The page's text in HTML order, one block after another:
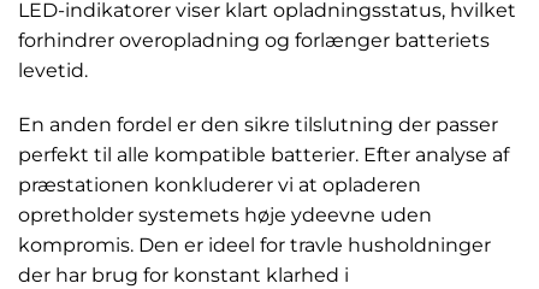
LED-indikatorer viser klart opladningsstatus, hvilket
forhindrer overopladning og forlænger batteriets
levetid.
En anden fordel er den sikre tilslutning der passer
perfekt til alle kompatible batterier. Efter analyse af
præstationen konkluderer vi at opladeren
opretholder systemets høje ydeevne uden
kompromis. Den er ideel for travle husholdninger
der har brug for konstant klarhed i